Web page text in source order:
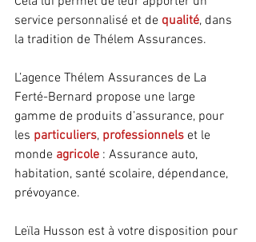
service personnalisé et de qualité, dans
la tradition de Thélem Assurances.
L’agence Thélem Assurances de La
Ferté-Bernard propose une large
gamme de produits d’assurance, pour
les particuliers, professionnels et le
monde agricole : Assurance auto,
habitation, santé scolaire, dépendance,
prévoyance.
Leïla Husson est à votre disposition pour